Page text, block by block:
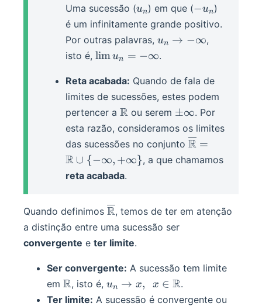
Uma sucessão (u_n
un) em que (-
u_n
−un)
é um infinitamente grande positivo.
Por outras palavras, u_n\rightarrow
-\infin
un → −∞,
isto é, \lim
\infin
limun = −∞.
Reta acabada: Quando de fala de
limites de sucessões, estes podem
pertencer a \R
R ou serem \pm
\infin
±∞. Por
esta razão, consideramos os limites
das sucessões no conjunto \overline \R
=\R\cup\{-
R =
R ∪ {−∞, +∞}, a que chamamos
reta acabada.
Quando definimos \overline\R
R, temos de ter em atenção
a distinção entre uma sucessão ser
convergente e ter limite.
Ser convergente: A sucessão tem limite
em \R
R, isto é, u_n\rightarrow
x,\enspace
un → x, x ∈ R.
Ter limite: A sucessão é convergente ou